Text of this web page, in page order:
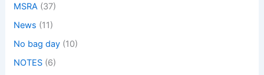
MSRA (37)
News (11)
No bag day (10)
NOTES (6)